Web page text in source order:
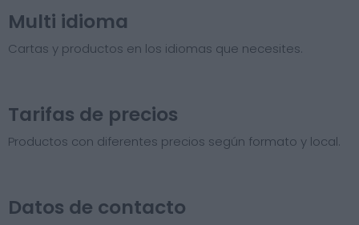
Multi idioma
Cartas y productos en los idiomas que necesites.
Tarifas de precios​
Productos con diferentes precios según formato y local.
Datos de contacto